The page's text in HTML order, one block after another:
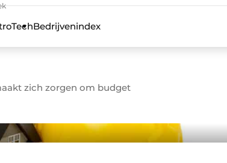
Bedrijvenindex
zich zorgen om budget